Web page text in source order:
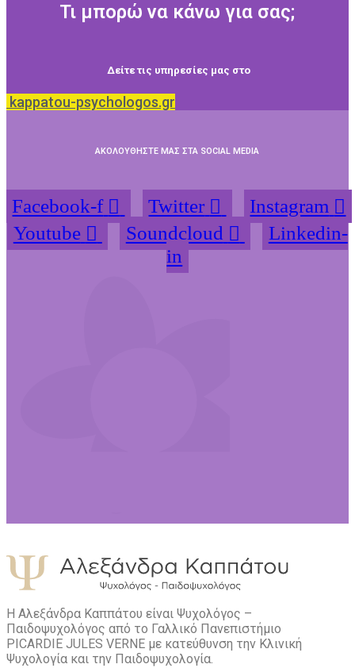
Τι μπορώ να κάνω για σας;
Δείτε τις υπηρεσίες μας στο
kappatou-psychologos.gr
ΑΚΟΛΟΥΘΗΣΤΕ ΜΑΣ ΣΤΑ SOCIAL MEDIA
Facebook-f Twitter
Instagram
Youtube
Soundcloud
Linkedin-
in
Η Αλεξάνδρα Καππάτου είναι Ψυχολόγος –
Παιδοψυχολόγος από το Γαλλικό Πανεπιστήμιο
PICARDIE JULES VERNE με κατεύθυνση την Kλινική
Ψυχολογία και την Παιδοψυχολογία.